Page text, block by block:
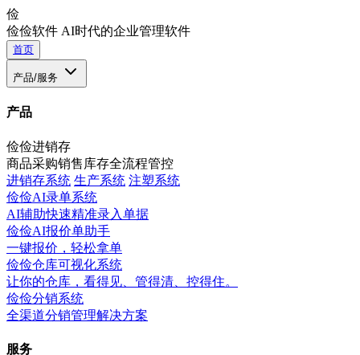
俭
俭俭软件 AI时代的企业管理软件
首页
产品/服务
产品
俭俭进销存
商品采购销售库存全流程管控
进销存系统 生产系统 注塑系统
俭俭AI录单系统
AI辅助快速精准录入单据
俭俭AI报价单助手
一键报价，轻松拿单
俭俭仓库可视化系统
让你的仓库，看得见、管得清、控得住。
俭俭分销系统
全渠道分销管理解决方案
服务